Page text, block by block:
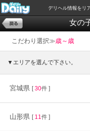
デリヘル情報をリ
女の
こだわり選択≫歳～歳
▼エリアを選んで下さい。
宮城県 [30件 ]
山形県 [ 11件 ]